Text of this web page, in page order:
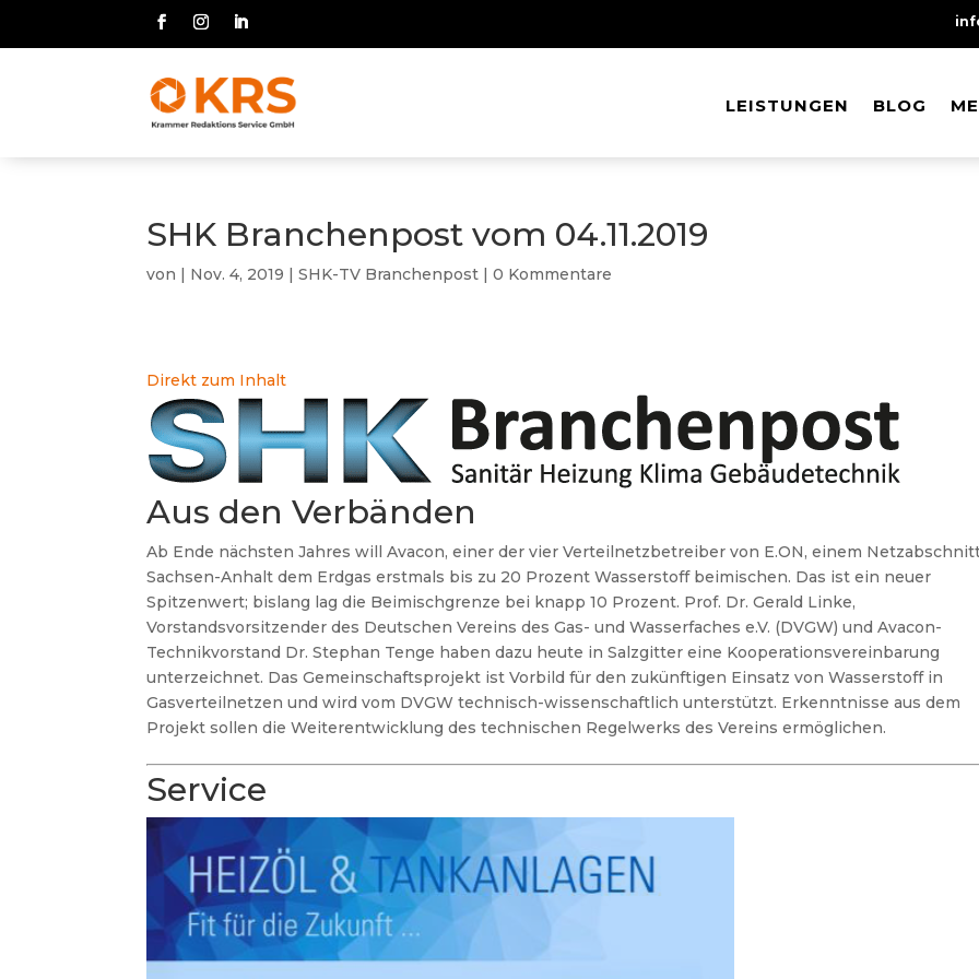
LEISTUNGEN BLOG
LEISTUNGEN BLOG
SHK Branchenpost vom 04.11.2019
von | Nov. 4, 2019 |SHK-TV Branchenpost |0 Kommentare
Direkt zum Inhalt
Aus den Verbänden
Ab Ende nächsten Jahres will Avacon, einer der vier Verteilnetzbetreiber von E.ON, einem
Sachsen-Anhalt dem Erdgas erstmals bis zu 20 Prozent Wasserstoff beimischen. Das ist ein neuer
Spitzenwert; bislang lag die Beimischgrenze bei knapp 10 Prozent. Prof. Dr. Gerald Linke,
Vorstandsvorsitzender des Deutschen Vereins des Gas- und Wasserfaches e.V. (DVGW) und Avacon-
Technikvorstand Dr. Stephan Tenge haben dazu heute in Salzgitter eine Kooperationsvereinbarung
unterzeichnet. Das Gemeinschaftsprojekt ist Vorbild für den zukünftigen Einsatz von Wasserstoff in
Gasverteilnetzen und wird vom DVGW technisch-wissenschaftlich unterstützt. Erkenntnisse aus dem
Projekt sollen die Weiterentwicklung des technischen Regelwerks des Vereins ermöglichen.
Service